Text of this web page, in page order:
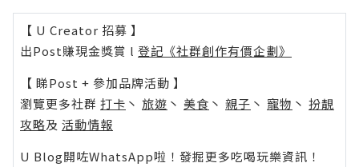
【 U Creator 招募 】
出Post賺現金獎賞 l 登記《社群創作有價企劃》
【 睇Post + 參加品牌活動 】
瀏覽更多社群 打卡 丶 旅遊 丶 美食 丶 親子 丶 寵物 丶 扮靚
攻略及 活動情報
U Blog開咗WhatsApp啦！發掘更多吃喝玩樂資訊！